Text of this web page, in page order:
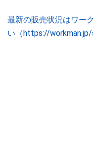
最新の販売状況はワー
い（https://workman.jp/